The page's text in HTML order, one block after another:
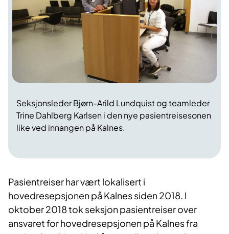
Seksjonsleder Bjørn-Arild Lundquist og teamleder
Trine Dahlberg Karlsen i den nye pasientreisesonen
like ved innangen på Kalnes.
Pasientreiser har vært lokalisert i
hovedresepsjonen på Kalnes siden 2018. I
oktober 2018 tok seksjon pasientreiser over
ansvaret for hovedresepsjonen på Kalnes fra